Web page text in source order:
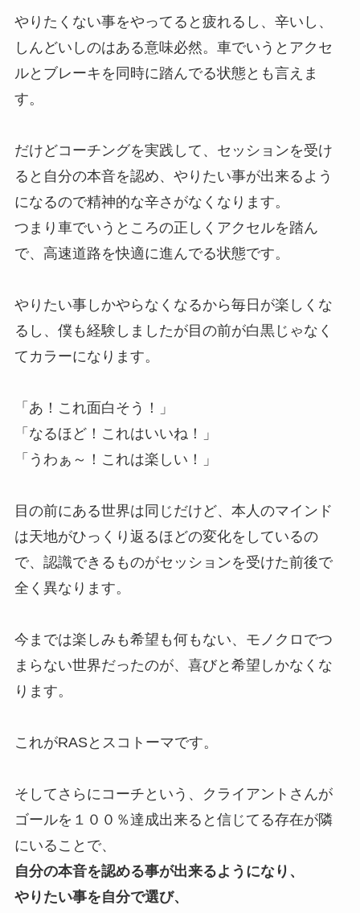
やりたくない事をやってると疲れるし、辛いし、
しんどいしのはある意味必然。車でいうとアクセ
ルとブレーキを同時に踏んでる状態とも言えま
す。
だけどコーチングを実践して、セッションを受け
ると自分の本音を認め、やりたい事が出来るよう
になるので精神的な辛さがなくなります。
つまり車でいうところの正しくアクセルを踏ん
で、高速道路を快適に進んでる状態です。
やりたい事しかやらなくなるから毎日が楽しくな
るし、僕も経験しましたが目の前が白黒じゃなく
てカラーになります。
「あ！これ面白そう！」
「なるほど！これはいいね！」
「うわぁ～！これは楽しい！」
目の前にある世界は同じだけど、本人のマインド
は天地がひっくり返るほどの変化をしているの
で、認識できるものがセッションを受けた前後で
全く異なります。
今までは楽しみも希望も何もない、モノクロでつ
まらない世界だったのが、喜びと希望しかなくな
ります。
これがRASとスコトーマです。
そしてさらにコーチという、クライアントさんが
ゴールを１００％達成出来ると信じてる存在が隣
にいることで、
自分の本音を認める事が出来るようになり、
やりたい事を自分で選び、